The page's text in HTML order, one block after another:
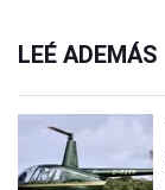
LEÉ ADEMÁS